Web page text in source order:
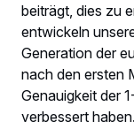
beiträgt, dies zu
entwickeln
Generation der
nach den ersten
Genauigkeit der
verbessert haben.